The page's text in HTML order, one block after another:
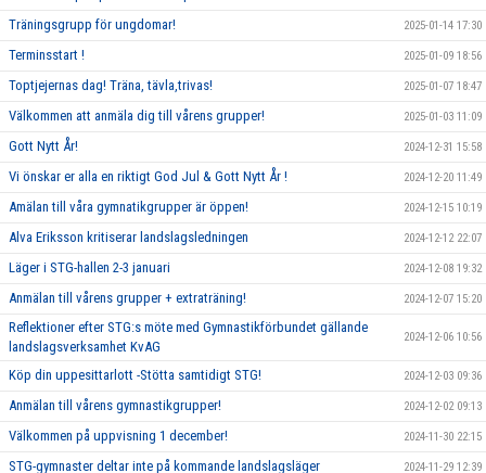
Träningsgrupp för ungdomar! 2025-01-14 17:30
Terminsstart ! 2025-01-09 18:56
Toptjejernas dag! Träna, tävla,trivas! 2025-01-07 18:47
Välkommen att anmäla dig till vårens grupper! 2025-01-03 11:09
Gott Nytt År! 2024-12-31 15:58
Vi önskar er alla en riktigt God Jul & Gott Nytt År ! 2024-12-20 11:49
Amälan till våra gymnatikgrupper är öppen! 2024-12-15 10:19
Alva Eriksson kritiserar landslagsledningen 2024-12-12 22:07
Läger i STG-hallen 2-3 januari 2024-12-08 19:32
Anmälan till vårens grupper + extraträning! 2024-12-07 15:20
Reflektioner efter STG:s möte med Gymnastikförbundet gällande
landslagsverksamhet KvAG
2024-12-06 10:56
Köp din uppesittarlott -Stötta samtidigt STG! 2024-12-03 09:36
Anmälan till vårens gymnastikgrupper! 2024-12-02 09:13
Välkommen på uppvisning 1 december! 2024-11-30 22:15
STG-gymnaster deltar inte på kommande landslagsläger 2024-11-29 12:39